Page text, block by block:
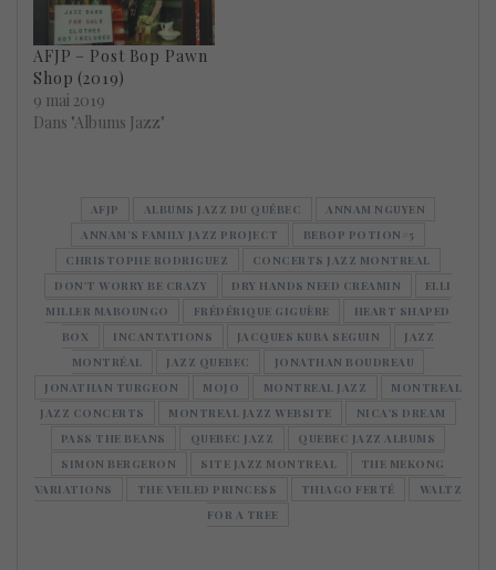
AFJP – Post Bop Pawn
Shop (2019)
9 mai 2019
Dans "Albums Jazz"
AFJP ALBUMS JAZZ DU QUÉBEC
ANNAM NGUYEN
ANNAM’S FAMILY JAZZ PROJECT
BEBOP POTION#5
CHRISTOPHE RODRIGUEZ
CONCERTS JAZZ MONTREAL
DON'T WORRY BE CRAZY
DRY HANDS NEED CREAMIN
ELLI
MILLER MABOUNGO
FRÉDÉRIQUE GIGUÈRE
HEART SHAPED
BOX
INCANTATIONS JACQUES KUBA SEGUIN
JAZZ
MONTRÉAL
JAZZ QUEBEC
JONATHAN BOUDREAU
JONATHAN TURGEON
MOJO MONTREAL JAZZ
MONTREAL
JAZZ CONCERTS
MONTREAL JAZZ WEBSITE
NICA'S DREAM
PASS THE BEANS
QUEBEC JAZZ
QUEBEC JAZZ ALBUMS
SIMON BERGERON
SITE JAZZ MONTREAL
THE MEKONG
VARIATIONS
THE VEILED PRINCESS THIAGO FERTÉ
WALTZ
FOR A TREE